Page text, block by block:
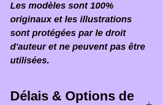
Les modèles sont 100%
originaux et les illustrations
sont protégées par le droit
d'auteur et ne peuvent pas être
utilisées.
Délais & Options de